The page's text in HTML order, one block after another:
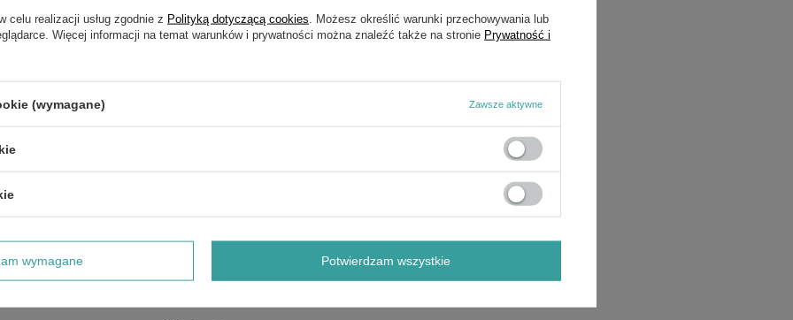
celu realizacji usług zgodnie z Polityką dotyczącą cookies . Możesz określić warunki przechowywania lub
Więcej informacji na temat warunków i prywatności można znaleźć także na stronie Prywatność i
(wymagane) Zawsze aktywne
wymagane Potwierdzam wszystkie